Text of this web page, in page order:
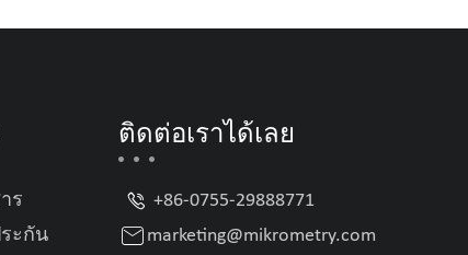
ร
ะกัน
ติดต่อเราได้เลย
 +86-0755-29888771
 marketing@mikrometry.com